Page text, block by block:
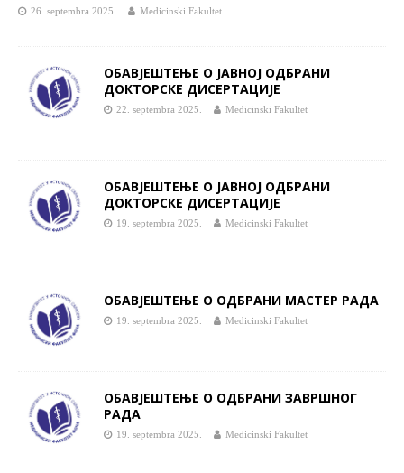
26. septembra 2025. Medicinski Fakultet
ОБАВЈЕШТЕЊЕ О ЈАВНОЈ ОДБРАНИ
ДОКТОРСКЕ ДИСЕРТАЦИЈЕ
22. septembra 2025. Medicinski Fakultet
ОБАВЈЕШТЕЊЕ О ЈАВНОЈ ОДБРАНИ
ДОКТОРСКЕ ДИСЕРТАЦИЈЕ
19. septembra 2025. Medicinski Fakultet
ОБАВЈЕШТЕЊЕ О ОДБРАНИ МАСТЕР РАДА
19. septembra 2025. Medicinski Fakultet
ОБАВЈЕШТЕЊЕ О ОДБРАНИ ЗАВРШНОГ
РАДА
19. septembra 2025. Medicinski Fakultet